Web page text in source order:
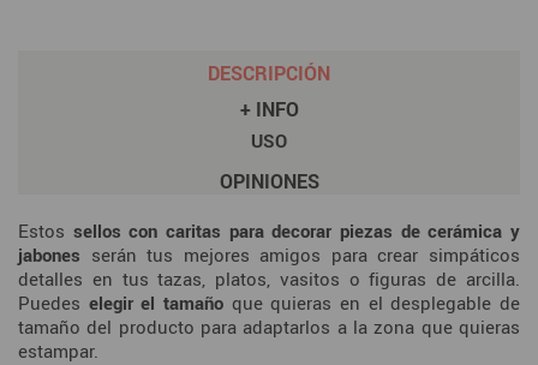
DESCRIPCIÓN
+ INFO
USO
OPINIONES
Estos sellos con caritas para decorar piezas de cerámica y
jabones serán tus mejores amigos para crear simpáticos
detalles en tus tazas, platos, vasitos o figuras de arcilla.
Puedes elegir el tamaño que quieras en el desplegable de
tamaño del producto para adaptarlos a la zona que quieras
estampar.